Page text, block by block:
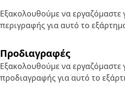
Εξακολουθούμε να εργαζόμαστε
περιγραφής για αυτό το
Προδιαγραφές
Εξακολουθούμε να εργαζόμαστε
προδιαγραφής για αυτό το